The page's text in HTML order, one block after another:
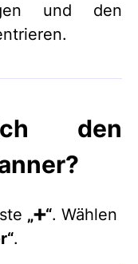
und den
den
„➕“. Wählen
.